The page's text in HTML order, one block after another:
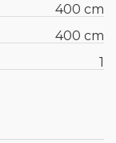
400 cm
400 cm
1